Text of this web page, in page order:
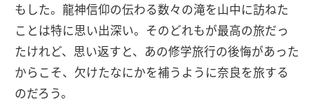
もした。龍神信仰の伝わる数々の滝を山中に訪ねた
ことは特に思い出深い。そのどれもが最高の旅だっ
たけれど、思い返すと、あの修学旅行の後悔があった
からこそ、欠けたなにかを補うように奈良を旅する
のだろう。